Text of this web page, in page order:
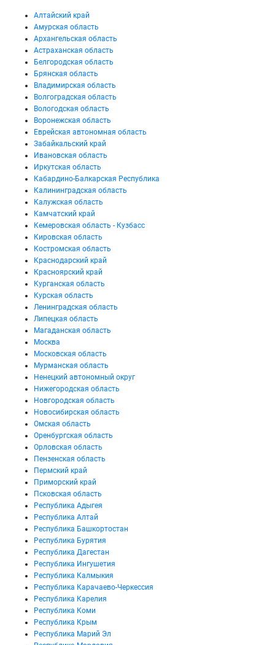
Алтайский край
Амурская область
Архангельская область
Астраханская область
Белгородская область
Брянская область
Владимирская область
Волгоградская область
Вологодская область
Воронежская область
Еврейская автономная область
Забайкальский край
Ивановская область
Иркутская область
Кабардино-Балкарская Республика
Калининградская область
Калужская область
Камчатский край
Кемеровская область - Кузбасс
Кировская область
Костромская область
Краснодарский край
Красноярский край
Курганская область
Курская область
Ленинградская область
Липецкая область
Магаданская область
Москва
Московская область
Мурманская область
Ненецкий автономный округ
Нижегородская область
Новгородская область
Новосибирская область
Омская область
Оренбургская область
Орловская область
Пензенская область
Пермский край
Приморский край
Псковская область
Республика Адыгея
Республика Алтай
Республика Башкортостан
Республика Бурятия
Республика Дагестан
Республика Ингушетия
Республика Калмыкия
Республика Карачаево-Черкессия
Республика Карелия
Республика Коми
Республика Крым
Республика Марий Эл